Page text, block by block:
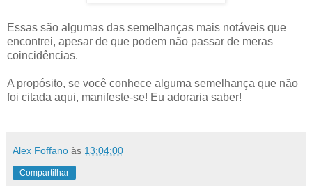
Essas são algumas das semelhanças mais notáveis que
encontrei, apesar de que podem não passar de meras
coincidências.
A propósito, se você conhece alguma semelhança que não
foi citada aqui, manifeste-se! Eu adoraria saber!
Alex Foffano às 13:04:00
Compartilhar